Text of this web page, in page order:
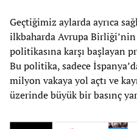
Geçtiğimiz aylarda ayrıca
ilkbaharda Avrupa Birliği’nin
politikasına karşı başlayan
Bu politika, sadece
milyon vakaya yol açtı ve
üzerinde büyük bir basınç